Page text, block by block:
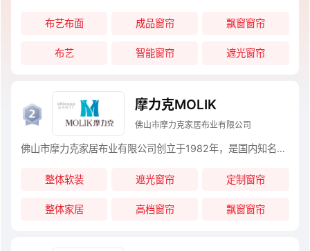
布艺布面 成品窗帘 飘窗窗帘
布艺 智能窗帘 遮光窗帘
摩力克MOLIK
佛山市摩力克家居布业有限公司
佛山市摩力克家居布业有限公司创立于1982年，是国内知名的集研发、生产、加工、销售与服务于一体的整体软装定制企业。至今在全国拥有800多家专卖店，遍布全国30多个省市地区，服务了数万个大型工程项目和数千万中国家庭。
整体软装 遮光窗帘 定制窗帘
整体家居 高档窗帘 飘窗窗帘